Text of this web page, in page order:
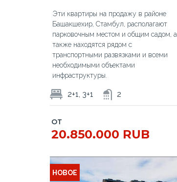
Эти квартиры на продажу в районе
Башакшехир, Стамбул, располагают
парковочным местом и общим садом, а
также находятся рядом с
транспортными развязками и всеми
необходимыми объектами
инфраструктуры.
2+1, 3+1 2
ОТ
20.850.000 RUB
НОВОЕ